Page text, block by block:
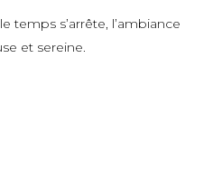
temps s’arrête, l’ambiance
et sereine.